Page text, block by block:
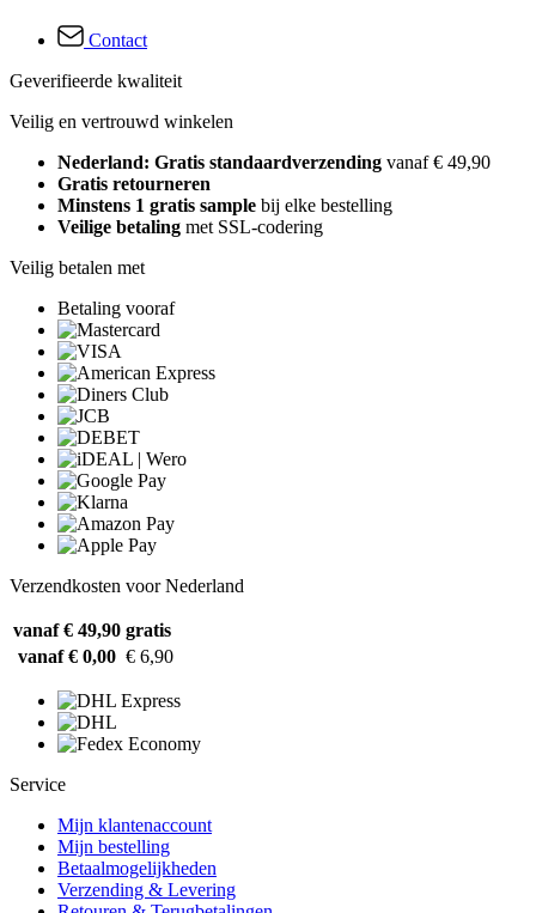
Contact
Geverifieerde kwaliteit
Veilig en vertrouwd winkelen
Nederland: Gratis standaardverzending vanaf € 49,90
Gratis retourneren
Minstens 1 gratis sample bij elke bestelling
Veilige betaling met SSL-codering
Veilig betalen met
Betaling vooraf
Verzendkosten voor Nederland
vanaf € 49,90 gratis
vanaf € 0,00 € 6,90
Service
Mijn klantenaccount
Mijn bestelling
Betaalmogelijkheden
Verzending & Levering